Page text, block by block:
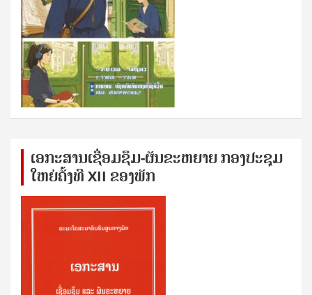
ເອກ​ະ​ສານ​ເຊ​ື່ອມ​ຊ​ຶມ-ຜັນ​ຂະ​ຫ​ຍາຍ ກອງ​ປະ​ຊຸມ​
ໃຫຍ່​ຄັ້ງ​ທີ XII ຂອງ​ພັກ